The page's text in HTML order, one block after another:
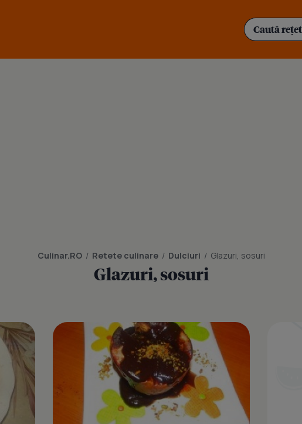
Culinar.RO / Retete culinare / Dulciuri / Glazuri, sosuri
Glazuri, sosuri
Sirop de cafea